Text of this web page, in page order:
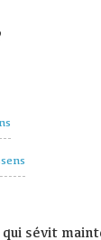
sévit